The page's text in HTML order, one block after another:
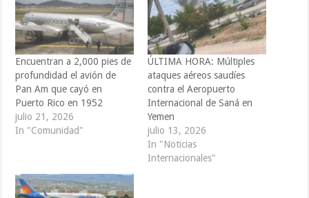
Encuentran a 2,000 pies de
profundidad el avión de
Pan Am que cayó en
Puerto Rico en 1952
julio 21, 2026
In "Comunidad"
ÚLTIMA HORA: Múltiples
ataques aéreos saudíes
contra el Aeropuerto
Internacional de Saná en
Yemen
julio 13, 2026
In "Noticias
Internacionales"